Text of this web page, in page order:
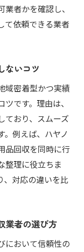
者かを確認し、
て依頼できる業者
ないコツ
域密着型かつ実績
です。理由は、
ており、スムーズ
。例えば、ハヤノ
品回収を同時に行
整理に役立ちま
、対応の違いを比
業者の選び方
において信頼性の